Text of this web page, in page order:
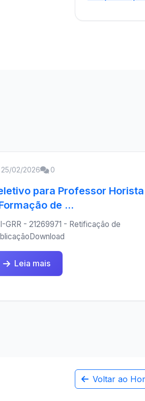
25/02/2026 0
para Professor Horista
de ...
GRR - 21269971 - Retificação de
Leia mais
Voltar ao